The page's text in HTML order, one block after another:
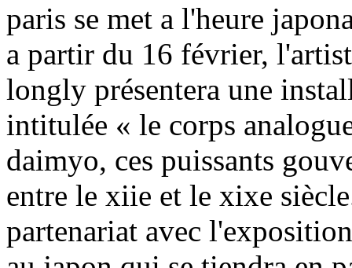
paris se met a l'heure
a partir du 16 février,
longly présentera une
intitulée « le corps
daimyo, ces puissants
entre le xiie et le xixe
partenariat avec